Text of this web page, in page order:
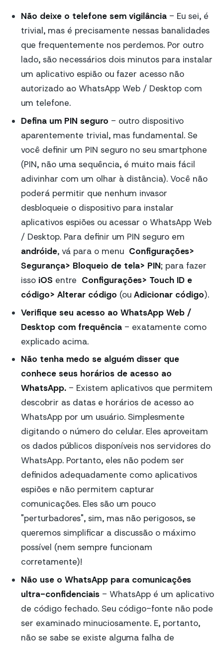
Não deixe o telefone sem vigilância- Eu sei, é
trivial, mas é precisamente nessas banalidades
que frequentemente nos perdemos. Por outro
lado, são necessários dois minutos para instalar
um aplicativo espião ou fazer acesso não
autorizado ao WhatsApp Web / Desktop com
um telefone.
Defina um PIN seguro - outro dispositivo
aparentemente trivial, mas fundamental. Se
você definir um PIN seguro no seu smartphone
(PIN, não uma sequência, é muito mais fácil
adivinhar com um olhar à distância). Você não
poderá permitir que nenhum invasor
desbloqueie o dispositivo para instalar
aplicativos espiões ou acessar o WhatsApp Web
/ Desktop. Para definir um PIN seguro em
andróide, vá para o menu Configurações>
Segurança> Bloqueio de tela> PIN; para fazer
isso iOS entre Configurações> Touch ID e
código> Alterar código (ou Adicionar código).
Verifique seu acesso ao WhatsApp Web /
Desktop com frequência- exatamente como
explicado acima.
Não tenha medo se alguém disser que
conhece seus horários de acesso ao
WhatsApp.- Existem aplicativos que permitem
descobrir as datas e horários de acesso ao
WhatsApp por um usuário. Simplesmente
digitando o número do celular. Eles aproveitam
os dados públicos disponíveis nos servidores do
WhatsApp. Portanto, eles não podem ser
definidos adequadamente como aplicativos
espiões e não permitem capturar
comunicações. Eles são um pouco
"perturbadores", sim, mas não perigosos, se
queremos simplificar a discussão o máximo
possível (nem sempre funcionam
corretamente)!
Não use o WhatsApp para comunicações
ultra-confidenciais- WhatsApp é um aplicativo
de código fechado. Seu código-fonte não pode
ser examinado minuciosamente. E, portanto,
não se sabe se existe alguma falha de